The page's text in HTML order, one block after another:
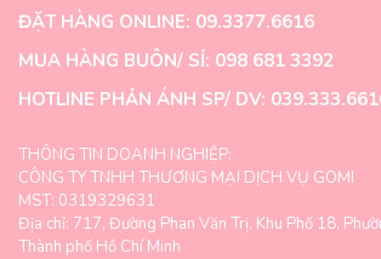
ĐẶT HÀNG ONLINE: 09.3377.6616
MUA HÀNG BUÔN/ SỈ: 098 681 3392
HOTLINE PHẢN ÁNH SP/ DV:
THÔNG TIN DOANH NGHIỆP:
CÔNG TY TNHH THƯƠNG MẠI DỊCH VỤ GOMI
MST: 0319329631
Địa chỉ: 717, Đường Phan Văn Trị, Khu Phố 18,
Thành phố Hồ Chí Minh